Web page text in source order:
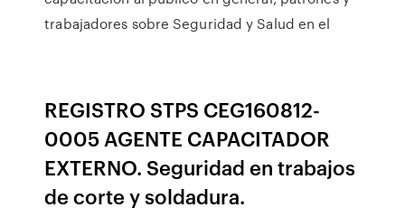
trabajadores sobre Seguridad y Salud en el
REGISTRO STPS CEG160812-
0005 AGENTE CAPACITADOR
EXTERNO. Seguridad en trabajos
de corte y soldadura.